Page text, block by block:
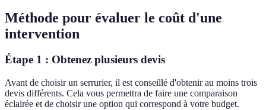
Méthode pour évaluer le coût d'une
intervention
Étape 1 : Obtenez plusieurs devis
Avant de choisir un serrurier, il est conseillé d'obtenir au moins trois
devis différents. Cela vous permettra de faire une comparaison
éclairée et de choisir une option qui correspond à votre budget.